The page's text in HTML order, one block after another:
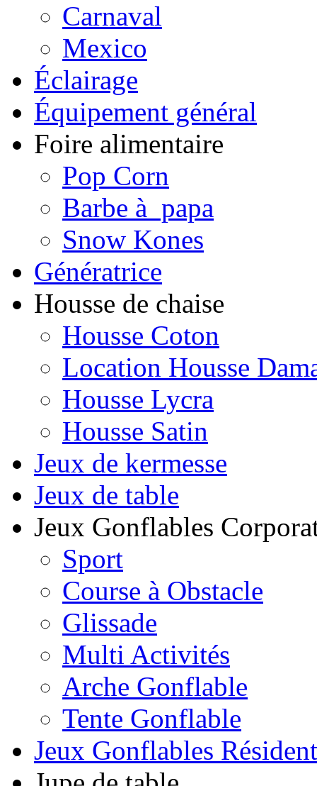
Carnaval
Mexico
Éclairage
Équipement général
Foire alimentaire
Pop Corn
Barbe à papa
Snow Kones
Génératrice
Housse de chaise
Housse Coton
Location Housse
Housse Lycra
Housse Satin
Jeux de kermesse
Jeux de table
Jeux Gonflables
Sport
Course à Obstacle
Glissade
Multi Activités
Arche Gonflable
Tente Gonflable
Jeux Gonflables